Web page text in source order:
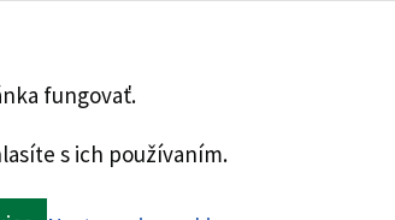
fungovať.
s ich používaním.